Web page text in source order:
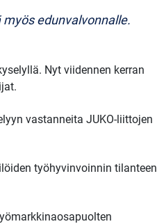
edunvalvonnalle.
Nyt viidennen kerran
vastanneita JUKO-liittojen
työhyvinvoinnin tilanteen